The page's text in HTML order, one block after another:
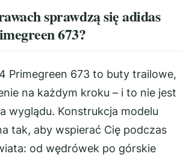
sprawdzą się adidas
673?
Primegreen 673 to buty trailowe,
na każdym kroku – i to nie jest
wyglądu. Konstrukcja modelu
tak, aby wspierać Cię podczas
od wędrówek po górskie